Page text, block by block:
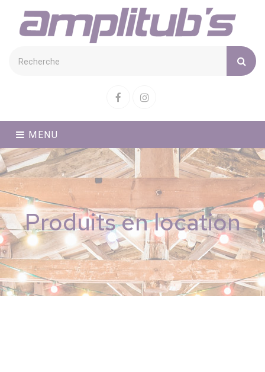
FacebookInstagram
MENU
Produits en location
Cookies management panel